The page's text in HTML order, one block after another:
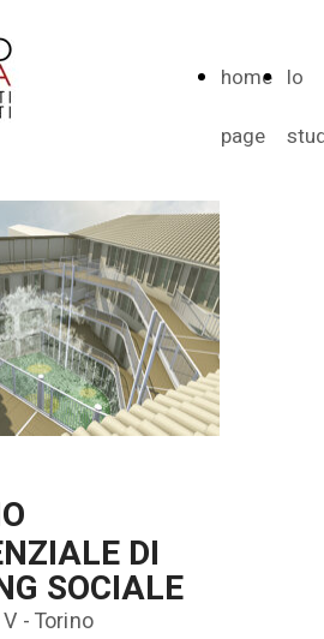
home
page
lo
DI
SOCIALE
- Torino